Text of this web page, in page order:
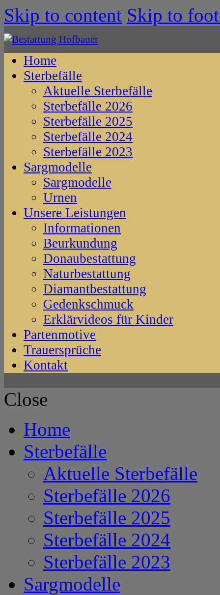
Skip to content Skip to
Home
Sterbefälle
Aktuelle Sterbefälle
Sterbefälle 2026
Sterbefälle 2025
Sterbefälle 2024
Sterbefälle 2023
Sargmodelle
Sargmodelle
Urnen
Unsere Leistungen
Informationen
Beurkundung
Donaubestattung
Naturbestattung
Diamantbestattung
Gedenkschmuck
Erklärvideos für Kinder
Partenmotive
Trauersprüche
Kontakt
Close
Home
Sterbefälle
Aktuelle Sterbefälle
Sterbefälle 2026
Sterbefälle 2025
Sterbefälle 2024
Sterbefälle 2023
Sargmodelle